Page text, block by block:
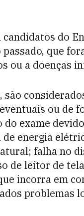
do
que
ou a doenças
são
ou de
do exame
energia
falha no
de leitor de
incorra em
problemas